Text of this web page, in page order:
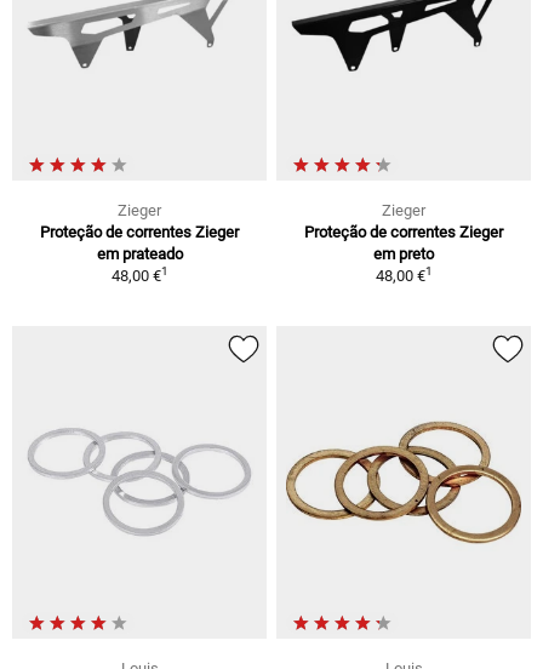
Zieger
Proteção de correntes Zieger
em prateado
48,00 €1
Zieger
Proteção de correntes Zieger
em preto
48,00 €1